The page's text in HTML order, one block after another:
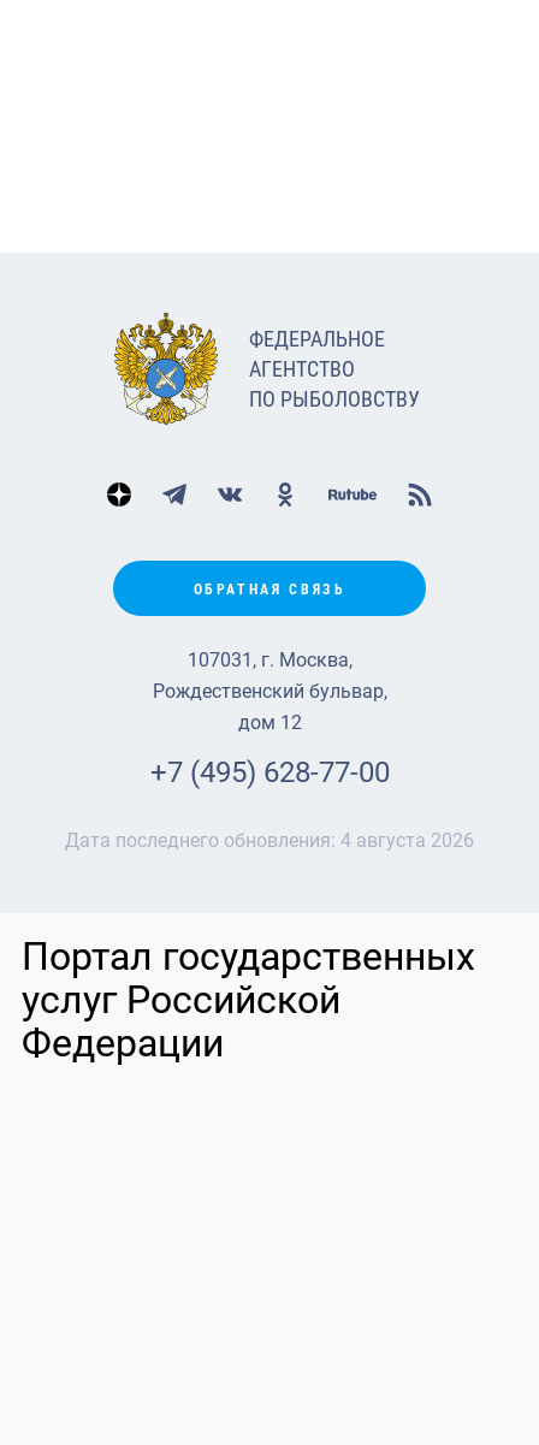
ФЕДЕРАЛЬНОЕ
АГЕНТСТВО
ПО РЫБОЛОВСТВУ
ОБРАТНАЯ СВЯЗЬ
107031, г. Москва,
Рождественский бульвар,
дом 12
+7 (495) 628-77-00
Дата последнего обновления: 4 августа 2026
Портал государственных
услуг Российской
Федерации